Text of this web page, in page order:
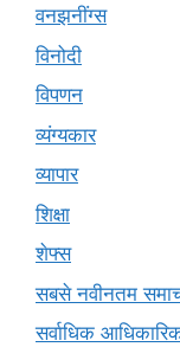
वनझनींग्स
विनोदी
विपणन
व्यंग्यकार
व्यापार
शिक्षा
शेफ्स
सबसे नवीनतम
सर्वाधिक